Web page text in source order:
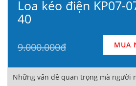
Loa kéo điện KP07-
40
9.000.000đ MUA
Những vấn đề quan trọng mà người